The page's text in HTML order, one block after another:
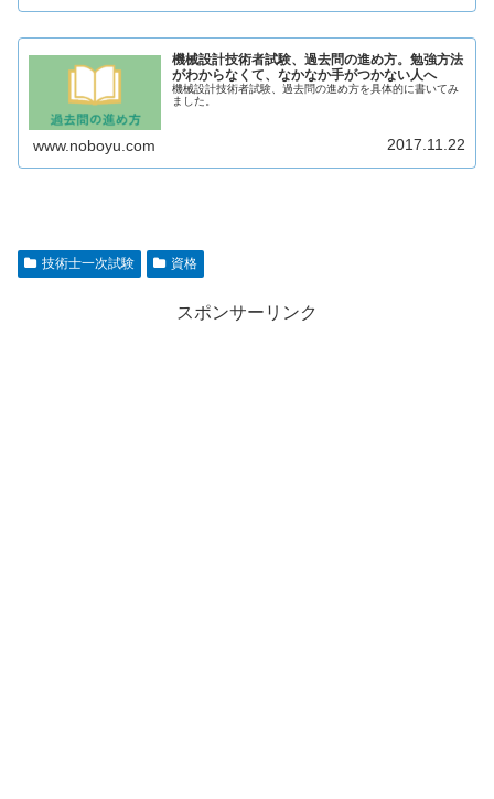
機械設計技術者試験、過去問の進め方。勉強方法
がわからなくて、なかなか手がつかない人へ
機械設計技術者試験、過去問の進め方を具体的に書いてみ
ました。
www.noboyu.com 2017.11.22
技術士一次試験 資格
スポンサーリンク